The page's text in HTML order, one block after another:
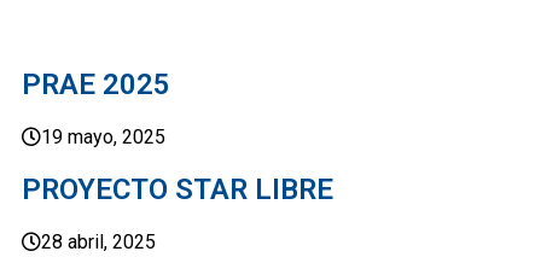
PRAE 2025
19 mayo, 2025
PROYECTO STAR LIBRE
28 abril, 2025